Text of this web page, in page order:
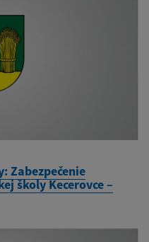
Zabezpečenie
školy Kecerovce –